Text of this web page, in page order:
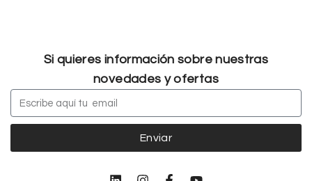
Si quieres información sobre nuestras
novedades y ofertas
Enviar